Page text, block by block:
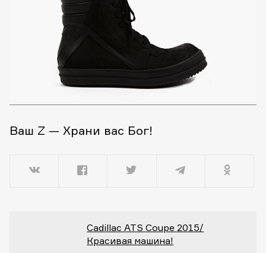
Ваш Z — Храни вас Бог!
Cadillac ATS Coupe 2015/
Красивая машина!